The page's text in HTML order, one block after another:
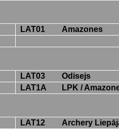
LAT01 Amazones
LAT03
Odisejs
LAT1A LPK /
LAT12
Archery